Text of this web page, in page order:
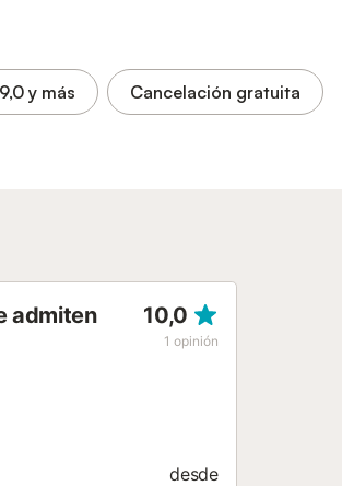
9,0 y más Cancelación gratuita
admiten
10,0
1 opinión
desde